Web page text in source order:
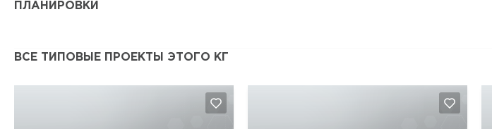
ПЛАНИРОВКИ
ВСЕ ТИПОВЫЕ ПРОЕКТЫ ЭТОГО КГ